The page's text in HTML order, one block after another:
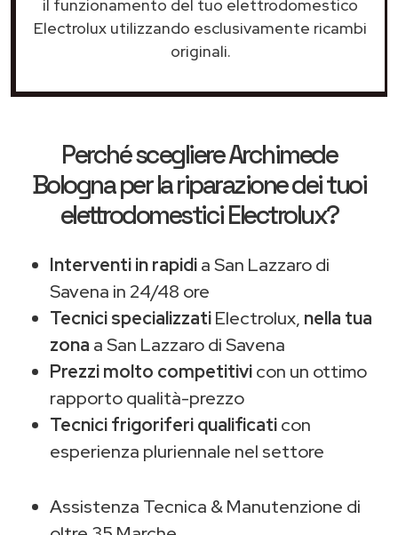
il funzionamento del tuo elettrodomestico
Electrolux utilizzando esclusivamente ricambi
originali.
Perché scegliereArchimede
Bolognaper la riparazione dei tuoi
elettrodomestici Electrolux?
Interventi in rapidia San Lazzaro di
Savena in 24/48 ore
Tecnici specializzatiElectrolux, nella tua
zona a San Lazzaro di Savena
Prezzi molto competitivicon un ottimo
rapporto qualità-prezzo
Tecnici frigoriferi qualificaticon
esperienza pluriennale nel settore
Assistenza Tecnica & Manutenzione di